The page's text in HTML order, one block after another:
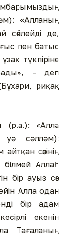
«Алланың
сөйлейді де,
пен батыс
түкпіріне
– деп
риқақ
(р.а.): «Алла
уә сәлләм):
сөзінің
Аллаһ
бір ауыз сөз
Алла одан
бір адам
екенін
Тағаланың